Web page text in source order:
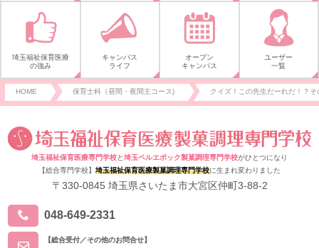
埼玉福祉保育医療
の強み
キャンパス
ライフ
オープン
キャンパス
ユーザー
一覧
HOME 保育士科（昼間・夜間主コース) クイズ！この先生だーれだ！？そ
埼玉福祉保育医療専門学校と埼玉ベルエポック製菓調理専門学校がひとつになり
【総合専門学校】 埼玉福祉保育医療製菓調理専門学校に生まれ変わりました
〒330-0845 埼玉県さいたま市大宮区仲町3-88-2
048-649-2331
【総合受付／その他のお問合せ】